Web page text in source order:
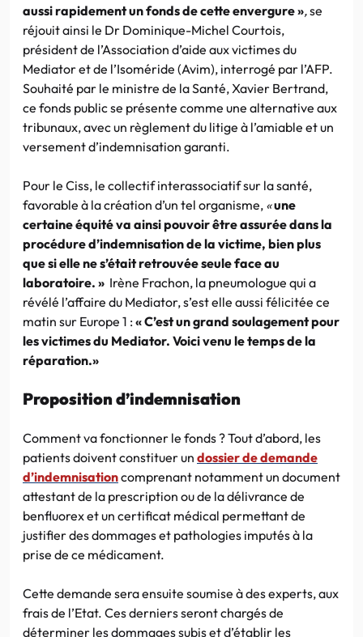
aussi rapidement un fonds de cette envergure »,se
réjouit ainsi le Dr Dominique-Michel Courtois,
président de l’Association d’aide aux victimes du
Mediator et de l’Isoméride (Avim), interrogé par l’AFP.
Souhaité par le ministre de la Santé, Xavier Bertrand,
ce fonds public se présente comme une alternative aux
tribunaux, avec un règlement du litige à l’amiable et un
versement d’indemnisation garanti.
Pour le Ciss, le collectif interassociatif sur la santé,
favorable à la création d’un tel organisme, «une
certaine équité va ainsi pouvoir être assurée dans la
procédure d’indemnisation de la victime, bien plus
que si elle ne s’était retrouvée seule face au
laboratoire. » Irène Frachon, la pneumologue qui a
révélé l’affaire du Mediator, s’est elle aussi félicitée ce
matin sur Europe 1 :« C’est un grand soulagement pour
les victimes du Mediator. Voici venu le temps de la
réparation.»
Proposition d’indemnisation
Comment va fonctionner le fonds ? Tout d’abord, les
patients doivent constituer un dossier de demande
d’indemnisationcomprenant notamment un document
attestant de la prescription ou de la délivrance de
benfluorex et un certificat médical permettant de
justifier des dommages et pathologies imputés à la
prise de ce médicament.
Cette demande sera ensuite soumise à des experts, aux
frais de l’Etat. Ces derniers seront chargés de
déterminer les dommages subis et d’établir les